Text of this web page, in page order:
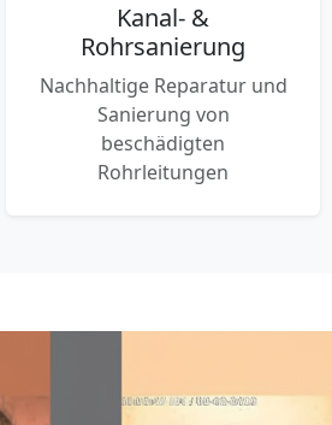
Kanal- &
Rohrsanierung
Nachhaltige Reparatur und
Sanierung von
beschädigten
Rohrleitungen